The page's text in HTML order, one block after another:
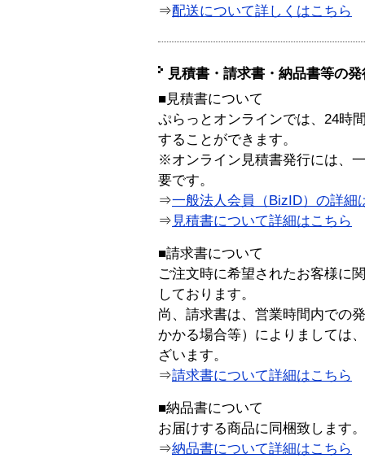
⇒配送について詳しくはこちら
見積書・請求書・納品書等の
■見積書について
ぷらっとオンラインでは、24時
することができます。
※オンライン見積書発行には、
要です。
⇒一般法人会員（BizID）の詳細
⇒ 見積書について詳細はこちら
■請求書について
ご注文時に希望されたお客様に
しております。
尚、請求書は、営業時間内での
かかる場合等）によりましては
ざいます。
⇒請求書について詳細はこちら
■納品書について
お届けする商品に同梱致します。
⇒納品書について詳細はこちら